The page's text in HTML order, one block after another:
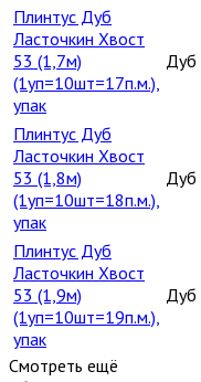
Плинтус Дуб
Ласточкин Хвост
53 (1,7м)
(1уп=10шт=17п.м.),
упак
Дуб
Плинтус Дуб
Ласточкин Хвост
53 (1,8м)
(1уп=10шт=18п.м.),
упак
Дуб
Плинтус Дуб
Ласточкин Хвост
53 (1,9м)
(1уп=10шт=19п.м.),
упак
Дуб
Смотреть ещё